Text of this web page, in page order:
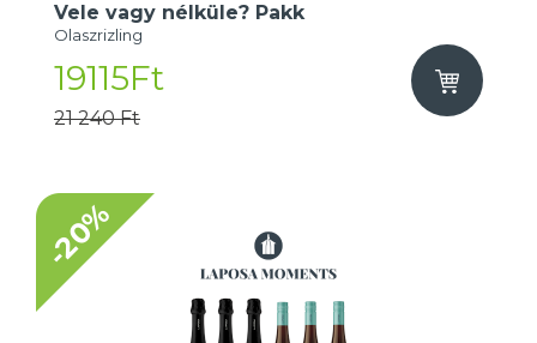
Vele vagy nélküle? Pakk
Olaszrizling
19115Ft
21 240 Ft
-20%